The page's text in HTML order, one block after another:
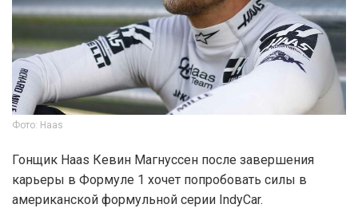
Фото: Haas
Гонщик Haas Кевин Магнуссен после завершения
карьеры в Формуле 1 хочет попробовать силы в
американской формульной серии IndyCar.